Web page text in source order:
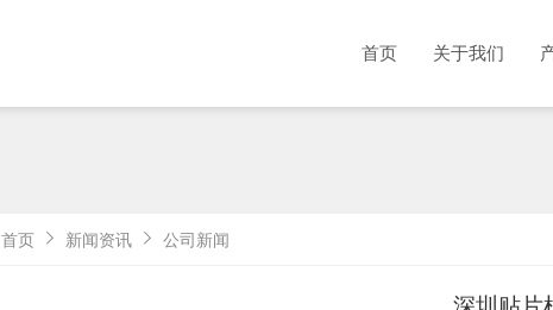
首页 关于我们
首页 新闻资讯 公司新闻